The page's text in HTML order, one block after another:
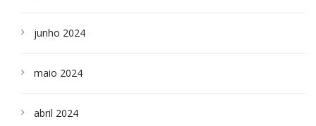
junho 2024
maio 2024
abril 2024